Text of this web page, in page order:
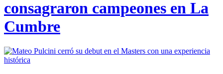
consagraron campeones en La
Cumbre